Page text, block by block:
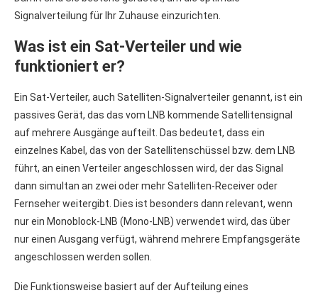
Signalverteilung für Ihr Zuhause einzurichten.
Was ist ein Sat-Verteiler und wie
funktioniert er?
Ein Sat-Verteiler, auch Satelliten-Signalverteiler genannt, ist ein
passives Gerät, das das vom LNB kommende Satellitensignal
auf mehrere Ausgänge aufteilt. Das bedeutet, dass ein
einzelnes Kabel, das von der Satellitenschüssel bzw. dem LNB
führt, an einen Verteiler angeschlossen wird, der das Signal
dann simultan an zwei oder mehr Satelliten-Receiver oder
Fernseher weitergibt. Dies ist besonders dann relevant, wenn
nur ein Monoblock-LNB (Mono-LNB) verwendet wird, das über
nur einen Ausgang verfügt, während mehrere Empfangsgeräte
angeschlossen werden sollen.
Die Funktionsweise basiert auf der Aufteilung eines